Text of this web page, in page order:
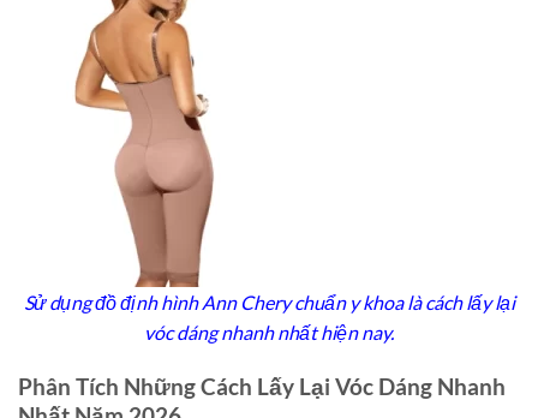
Sử dụng đồ định hình Ann Chery chuẩn y khoa là cách lấy lại
vóc dáng nhanh nhất hiện nay.
Phân Tích Những Cách Lấy Lại Vóc Dáng Nhanh